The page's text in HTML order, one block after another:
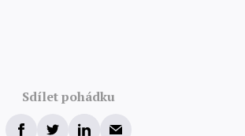
Sdílet pohádku